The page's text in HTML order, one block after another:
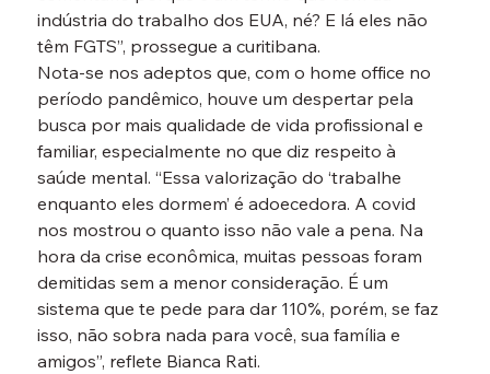
indústria do trabalho dos EUA, né? E lá eles não
têm FGTS”, prossegue a curitibana.
Nota-se nos adeptos que, com o home office no
período pandêmico, houve um despertar pela
busca por mais qualidade de vida profissional e
familiar, especialmente no que diz respeito à
saúde mental. “Essa valorização do ‘trabalhe
enquanto eles dormem’ é adoecedora. A covid
nos mostrou o quanto isso não vale a pena. Na
hora da crise econômica, muitas pessoas foram
demitidas sem a menor consideração. É um
sistema que te pede para dar 110%, porém, se faz
isso, não sobra nada para você, sua família e
amigos”, reflete Bianca Rati.